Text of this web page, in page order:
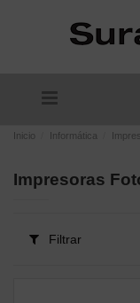
Inicio Informática
Impresoras
Filtrar